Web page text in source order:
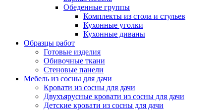
Обеденные группы
Комплекты из стола и стульев
Кухонные уголки
Кухонные диваны
Образцы работ
Готовые изделия
Обивочные ткани
Стеновые панели
Мебель из сосны для дачи
Кровати из сосны для дачи
Двухъярусные кровати из сосны для дачи
Детские кровати из сосны для дачи